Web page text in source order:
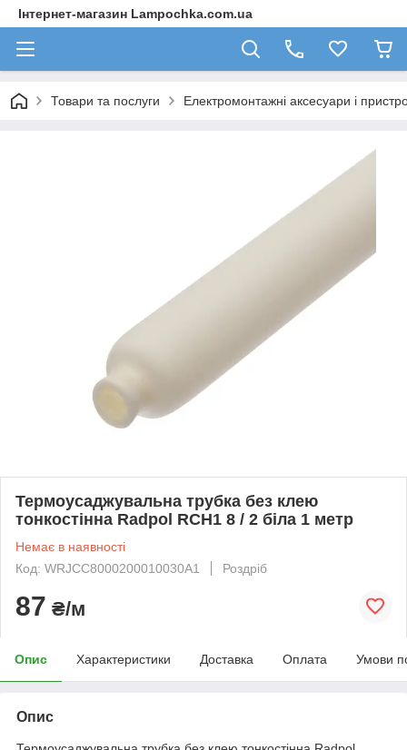
Інтернет-магазин Lampochka.com.ua
Товари та послуги Електромонтажні аксесуари і
Термоусаджувальна трубка без клею
тонкостінна Radpol RCH1 8 / 2 біла 1 метр
Немає в наявності
Код: WRJCC8000200010030A1
Роздріб
87 ₴/м
Опис Характеристики Доставка Оплата Умови
Опис